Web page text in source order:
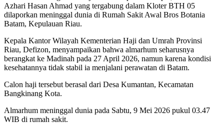
Azhari Hasan Ahmad yang tergabung dalam Kloter BTH 05
dilaporkan meninggal dunia di Rumah Sakit Awal Bros Botania
Batam, Kepulauan Riau.
Kepala Kantor Wilayah Kementerian Haji dan Umrah Provinsi
Riau, Defizon, menyampaikan bahwa almarhum seharusnya
berangkat ke Madinah pada 27 April 2026, namun karena kondisi
kesehatannya tidak stabil ia menjalani perawatan di Batam.
Calon haji tersebut berasal dari Desa Kumantan, Kecamatan
Bangkinang Kota.
Almarhum meninggal dunia pada Sabtu, 9 Mei 2026 pukul 03.47
WIB di rumah sakit.